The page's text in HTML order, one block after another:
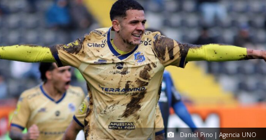
Daniel Pino | Agencia UNO